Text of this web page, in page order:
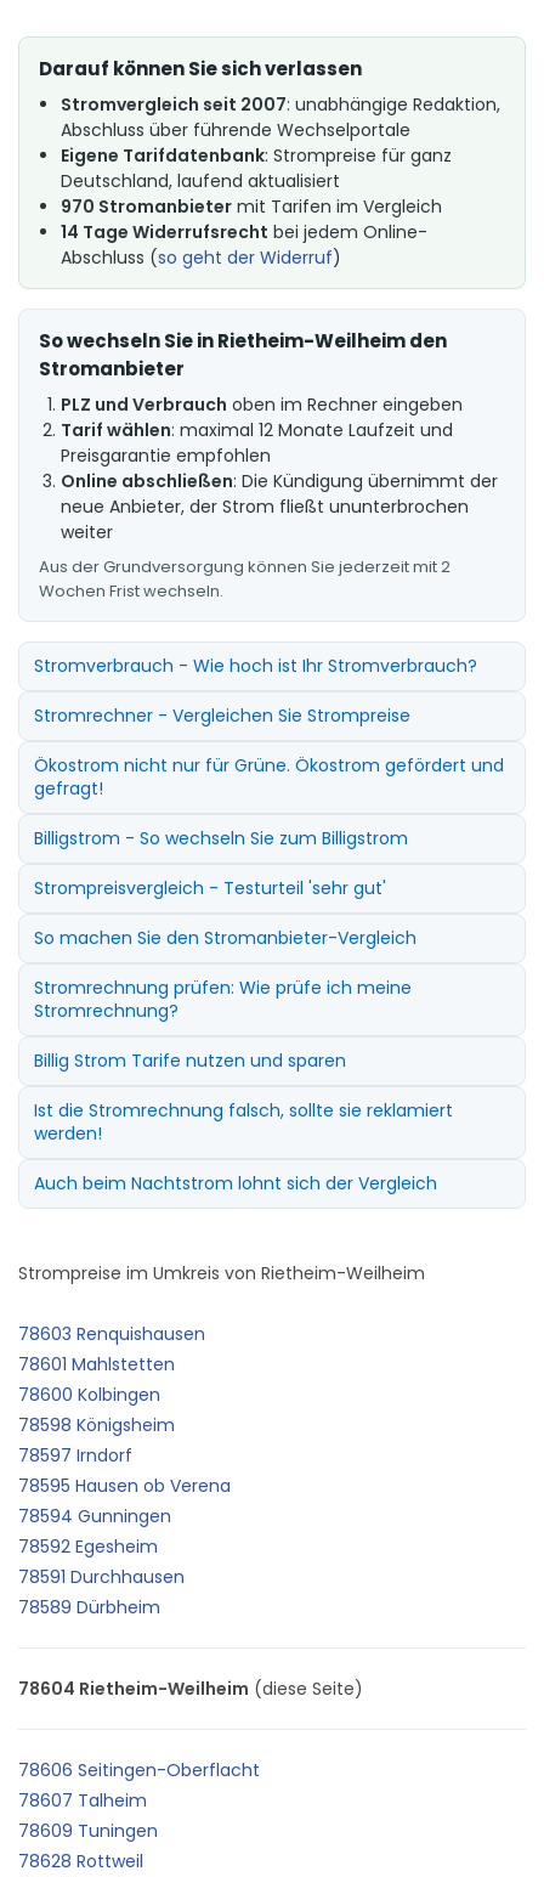
Darauf können Sie sich verlassen
Stromvergleich seit 2007: unabhängige Redaktion,
Abschluss über führende Wechselportale
Eigene Tarifdatenbank: Strompreise für ganz
Deutschland, laufend aktualisiert
970 Stromanbieter mit Tarifen im Vergleich
14 Tage Widerrufsrecht bei jedem Online-
Abschluss (so geht der Widerruf)
So wechseln Sie in Rietheim-Weilheim den
Stromanbieter
PLZ und Verbrauch oben im Rechner eingeben
Tarif wählen: maximal 12 Monate Laufzeit und
Preisgarantie empfohlen
Online abschließen: Die Kündigung übernimmt der
neue Anbieter, der Strom fließt ununterbrochen
weiter
Aus der Grundversorgung können Sie jederzeit mit 2
Wochen Frist wechseln.
Stromverbrauch - Wie hoch ist Ihr Stromverbrauch?
Stromrechner - Vergleichen Sie Strompreise
Ökostrom nicht nur für Grüne. Ökostrom gefördert und
gefragt!
Billigstrom - So wechseln Sie zum Billigstrom
Strompreisvergleich - Testurteil 'sehr gut'
So machen Sie den Stromanbieter-Vergleich
Stromrechnung prüfen: Wie prüfe ich meine
Stromrechnung?
Billig Strom Tarife nutzen und sparen
Ist die Stromrechnung falsch, sollte sie reklamiert
werden!
Auch beim Nachtstrom lohnt sich der Vergleich
Strompreise im Umkreis von Rietheim-Weilheim
78603 Renquishausen
78601 Mahlstetten
78600 Kolbingen
78598 Königsheim
78597 Irndorf
78595 Hausen ob Verena
78594 Gunningen
78592 Egesheim
78591 Durchhausen
78589 Dürbheim
78604 Rietheim-Weilheim (diese Seite)
78606 Seitingen-Oberflacht
78607 Talheim
78609 Tuningen
78628 Rottweil